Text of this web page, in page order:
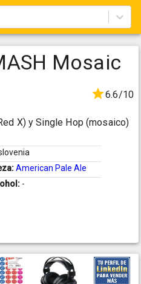
Mosaic
6.6/10
X) y Single Hop (mosaico)
American Pale Ale
-